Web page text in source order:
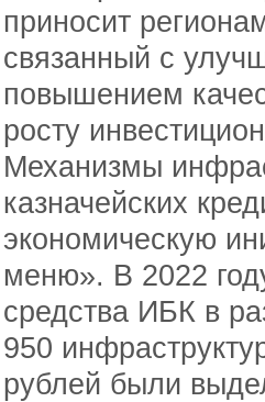
приносит
связанный с
повышением
росту
Механизмы
казначейских
экономическую
меню». В 2022
средства ИБК в
950
рублей были